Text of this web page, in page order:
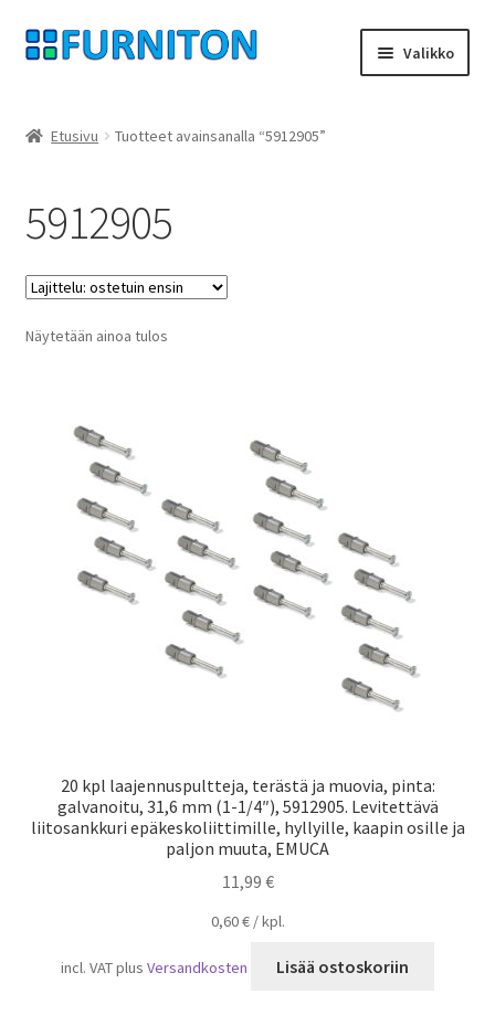
Siirry
navigointiin
Siirry
sisältöön
Valikko
yksityisyyttä
peruuttamisoikeus
Ottaa yhteyttä
Laivaliikenne
Etusivu Tuotteet avainsanalla “5912905”
5912905
Näytetään ainoa tulos
20 kpl laajennuspultteja, terästä ja muovia, pinta:
galvanoitu, 31,6 mm (1-1/4″), 5912905. Levitettävä
liitosankkuri epäkeskoliittimille, hyllyille, kaapin osille ja
paljon muuta, EMUCA
11,99 €
0,60€/kpl.
incl. VATplusVersandkosten Lisää ostoskoriin